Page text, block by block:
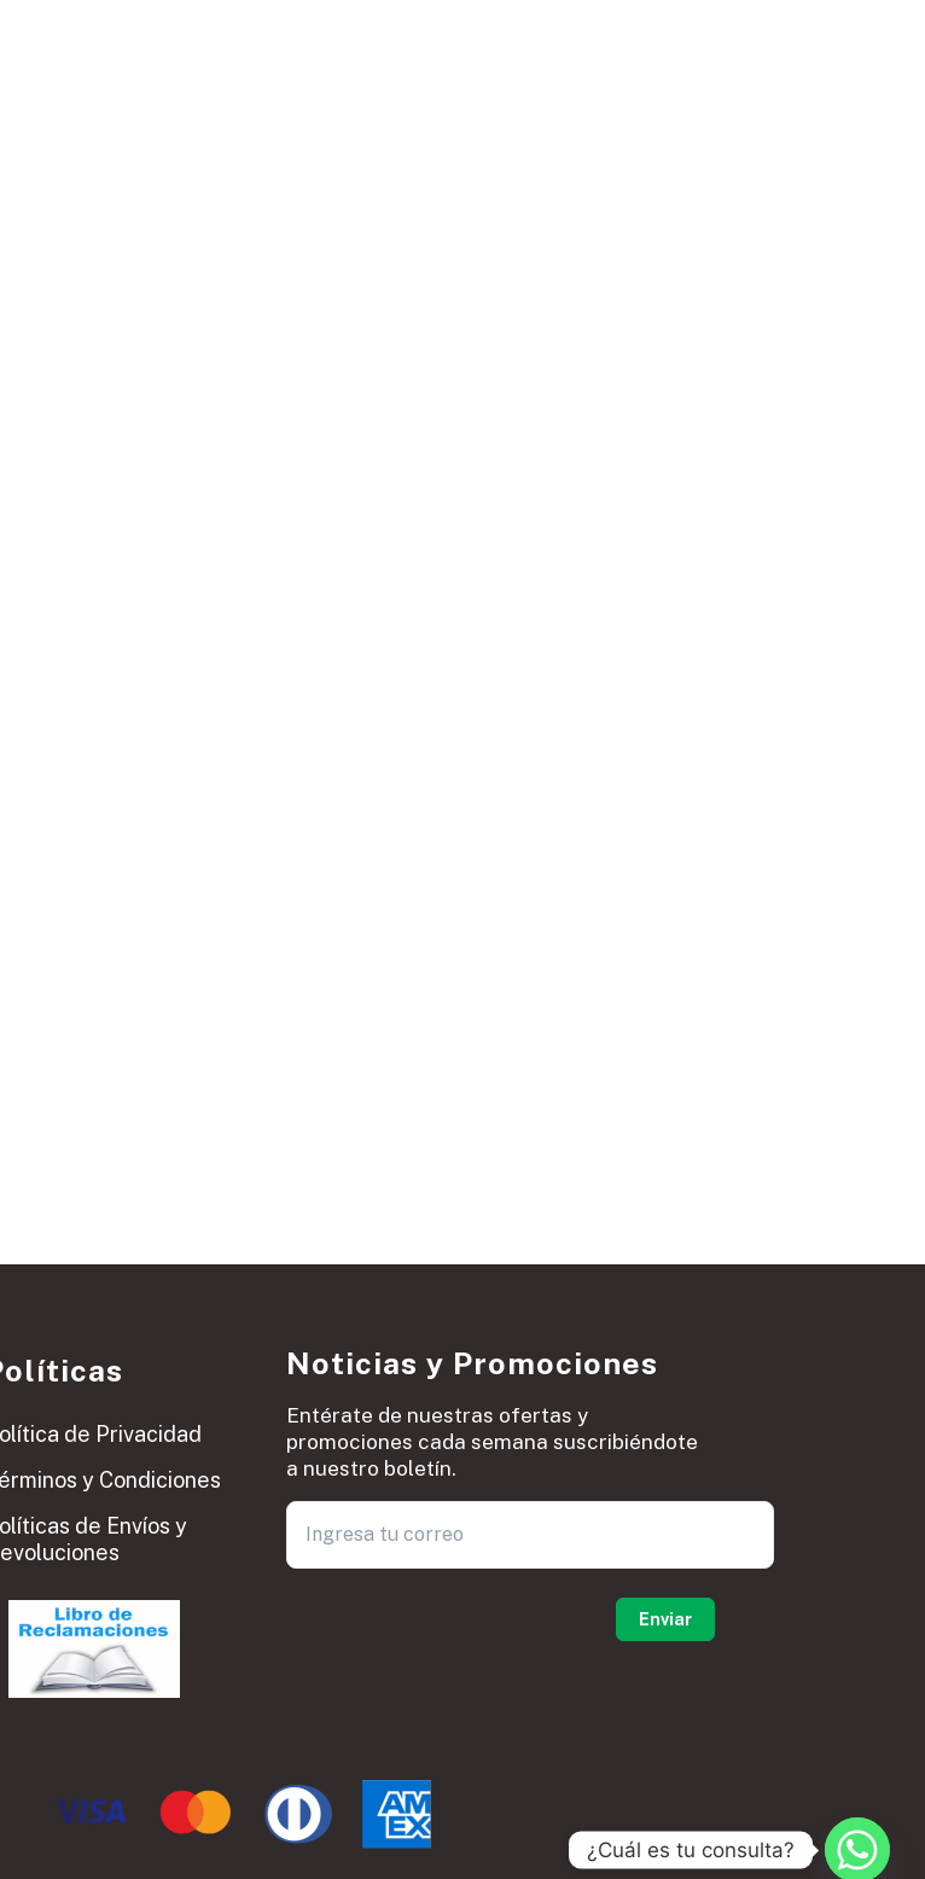
de Privacidad
y Condiciones
de Envíos y
Noticias y Promociones
Entérate de nuestras ofertas y
promociones cada semana suscribiéndote
a nuestro boletín.
¿Cuál es tu consulta?